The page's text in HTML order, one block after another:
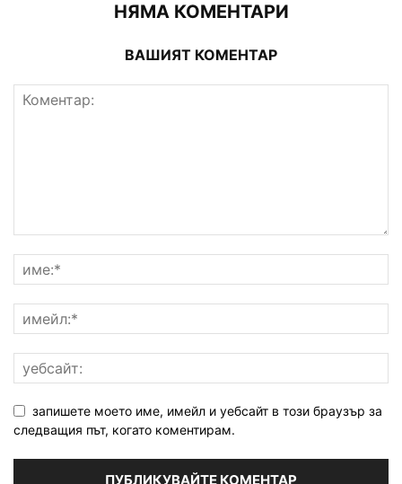
НЯМА КОМЕНТАРИ
ВАШИЯТ КОМЕНТАР
запишете моето име, имейл и уебсайт в този браузър за
следващия път, когато коментирам.